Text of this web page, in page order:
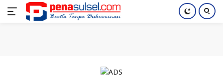
Langsung
Home Nasional Pendidikan Index